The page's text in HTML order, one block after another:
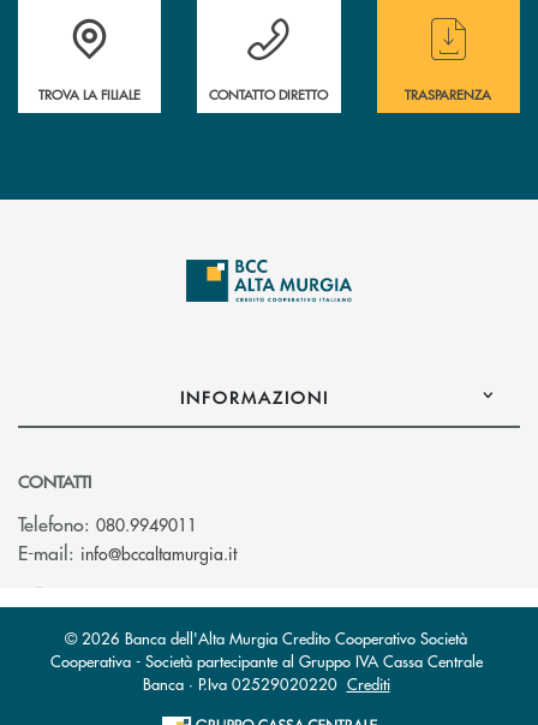
Accedi all' elenco completo delle filiali
TROVA LA FILIALE
Hai bisogno di assistenza immediata ?
CONTATTO DIRETTO
Hai bisogno di
TRASPARENZA
INFORMAZIONI
CONTATTI
Telefono: 080.9949011
E-mail: info@bccaltamurgia.it(si apre l’app di posta elettronica)
© 2026 Banca dell'Alta Murgia Credito Cooperativo Società
Cooperativa - Società partecipante al Gruppo IVA Cassa Centrale
Banca · P.Iva 02529020220 Crediti